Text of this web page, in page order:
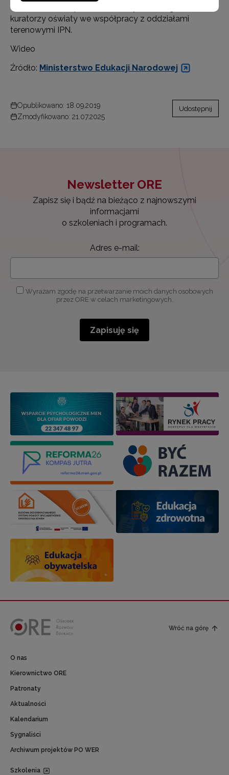
województwa, a podobne uroczystości organizowali
kuratorzy oświaty we współpracy z oddziałami
terenowymi IPN.
Wideo
Źródło: Ministerstwo Edukacji Narodowej
Opublikowano: 18.09.2019
Zmodyfikowano: 21.07.2025
Udostępnij
Newsletter ORE
Zapisz się i bądź na bieżąco z najnowszymi
informacjami
o szkoleniach i programach.
Adres e-mail:
Wyrażam zgodę na przetwarzanie moich danych osobowych
przez ORE w celach marketingowych.
Zapisuję się
Wróć na górę
O nas
Kierownictwo ORE
Patronaty
Aktualności
Kalendarium
Sygnaliści
Archiwum projektów PO WER
Szkolenia